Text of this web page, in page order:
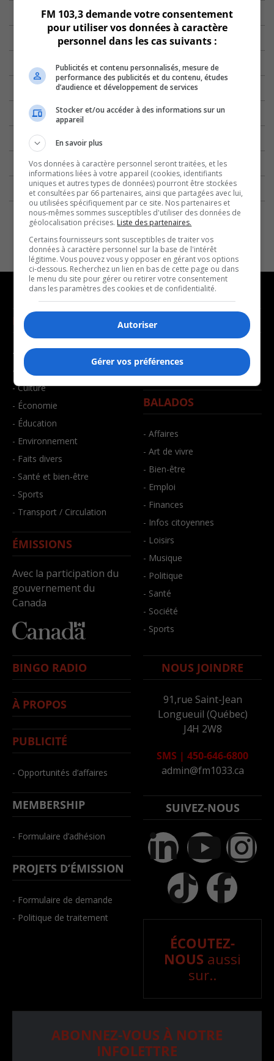
NOUVELLES
- Affaires municipales
- Communauté / Social
- Culture
- Économie
- Éducation
- Environnement
- Faits divers
- Santé et bien-être
- Sports
- Transport / Circulation
ÉMISSIONS
Avec la participation du
gouvernement du
Canada
MUSIQUE
BALADOS
- Affaires
- Art de vivre
- Bien-être
- Emploi
- Finances
- Infos citoyennes
- Loisirs
- Musique
- Politique
- Santé
- Société
- Sports
BINGO RADIO
À PROPOS
PUBLICITÉ
- Opportunités d’affaires
MEMBERSHIP
- Formulaire d’adhésion
PROJETS D’ÉMISSION
- Formulaire de demande
- Politique de traitement
NOUS JOINDRE
91,rue Saint-Jean
Longueuil (Québec)
J4H 2W8
SMS | 450-646-6800
admin@fm1033.ca
SUIVEZ-NOUS
ÉCOUTEZ-
NOUS aussi
sur..
ABONNEZ-VOUS À NOTRE
INFOLETTRE
FM 103,3 demande votre consentement
pour utiliser vos données à caractère
personnel dans les cas suivants :
Publicités et contenu personnalisés, mesure de
performance des publicités et du contenu, études
d’audience et développement de services
Stocker et/ou accéder à des informations sur un
appareil
En savoir plus
Vos données à caractère personnel seront traitées, et les
informations liées à votre appareil (cookies, identifiants
uniques et autres types de données) pourront être stockées
et consultées par 66 partenaires, ainsi que partagées avec lui,
ou utilisées spécifiquement par ce site. Nos partenaires et
nous-mêmes sommes susceptibles d'utiliser des données de
géolocalisation précises. Liste des partenaires.
Certains fournisseurs sont susceptibles de traiter vos
données à caractère personnel sur la base de l'intérêt
légitime. Vous pouvez vous y opposer en gérant vos options
ci-dessous. Recherchez un lien en bas de cette page ou dans
le menu du site pour gérer ou retirer votre consentement
dans les paramètres des cookies et de confidentialité.
Autoriser
Gérer vos préférences